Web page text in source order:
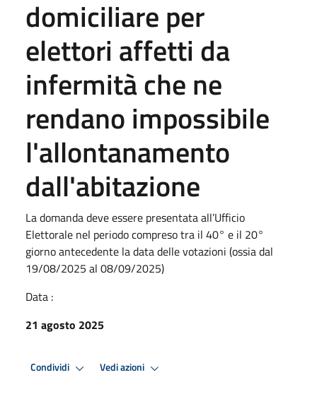
domiciliare per
elettori affetti da
infermità che ne
rendano impossibile
l'allontanamento
dall'abitazione
La domanda deve essere presentata all’Ufficio
Elettorale nel periodo compreso tra il 40° e il 20°
giorno antecedente la data delle votazioni (ossia dal
19/08/2025 al 08/09/2025)
Data :
21 agosto 2025
Condividi Vedi azioni